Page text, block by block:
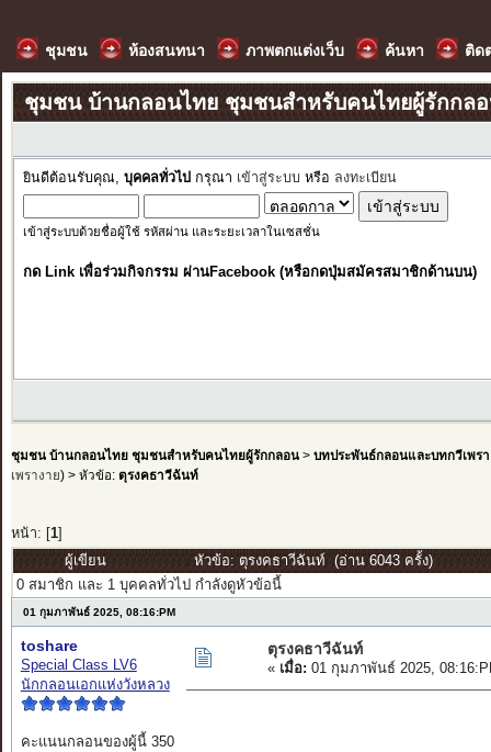
ชุมชน ห้องสนทนา ภาพตกแต่งเว็บ ค้นหา ติด
ชุมชน บ้านกลอนไทย ชุมชนสำหรับคนไทยผู้รักกล
ยินดีต้อนรับคุณ, บุคคลทั่วไป กรุณา เข้าสู่ระบบ หรือ ลงทะเบียน
เข้าสู่ระบบด้วยชื่อผู้ใช้ รหัสผ่าน และระยะเวลาในเซสชั่น
กด Link เพื่อร่วมกิจกรรม ผ่านFacebook (หรือกดปุ่มสมัครสมาชิกด้านบน)
ชุมชน บ้านกลอนไทย ชุมชนสำหรับคนไทยผู้รักกลอน> บทประพันธ์กลอนและบทกวีเพรา
เพรางาย) > หัวข้อ: ตุรงคธาวีฉันท์
หน้า: [ 1]
ผู้เขียน
หัวข้อ: ตุรงคธาวีฉันท์ (อ่าน 6043 ครั้ง)
0 สมาชิก และ 1 บุคคลทั่วไป กำลังดูหัวข้อนี้
01 กุมภาพันธ์ 2025, 08:16:PM
toshare
Special Class LV6
นักกลอนเอกแห่งวังหลวง
คะแนนกลอนของผู้นี้ 350
ตุรงคธาวีฉันท์
« เมื่อ: 01 กุมภาพันธ์ 2025,